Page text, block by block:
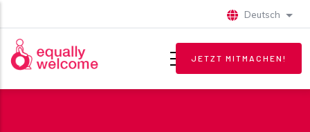
Deutsch
JETZT MITMACHEN!